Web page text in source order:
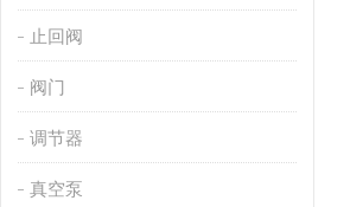
止回阀
阀门
调节器
真空泵